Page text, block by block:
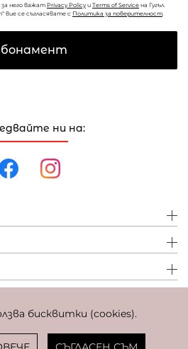
бисквитки (cookies).
ни на:
него важат Privacy Policy и Terms of Service на Гугъл.
вие се съгласявате с Политика за поверителност
1 EUR = 1,95583 BGN